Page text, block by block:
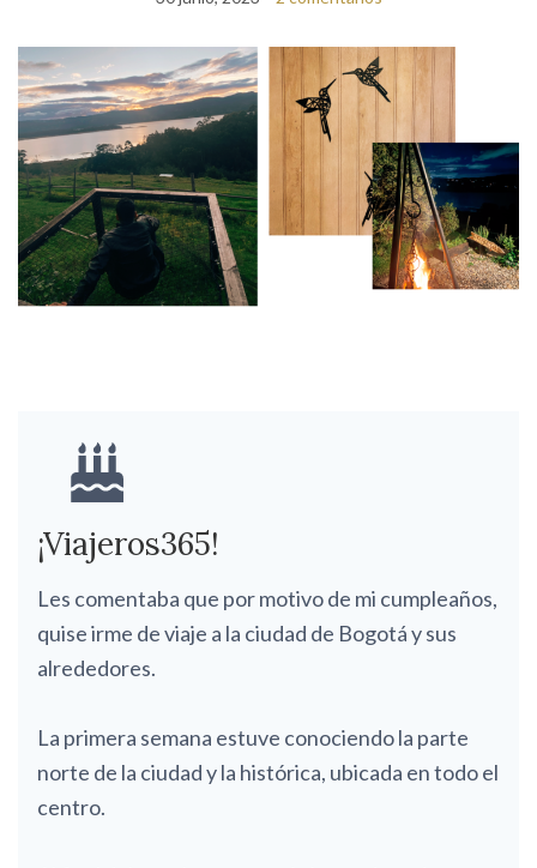
¡Viajeros365!
Les comentaba que por motivo de mi cumpleaños,
quise irme de viaje a la ciudad de Bogotá y sus
alrededores.
La primera semana estuve conociendo la parte
norte de la ciudad y la histórica, ubicada en todo el
centro.